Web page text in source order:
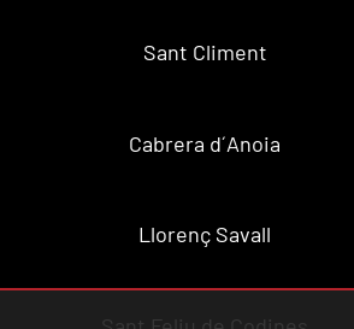
Sant Climent
Cabrera d´Anoia
Llorenç Savall